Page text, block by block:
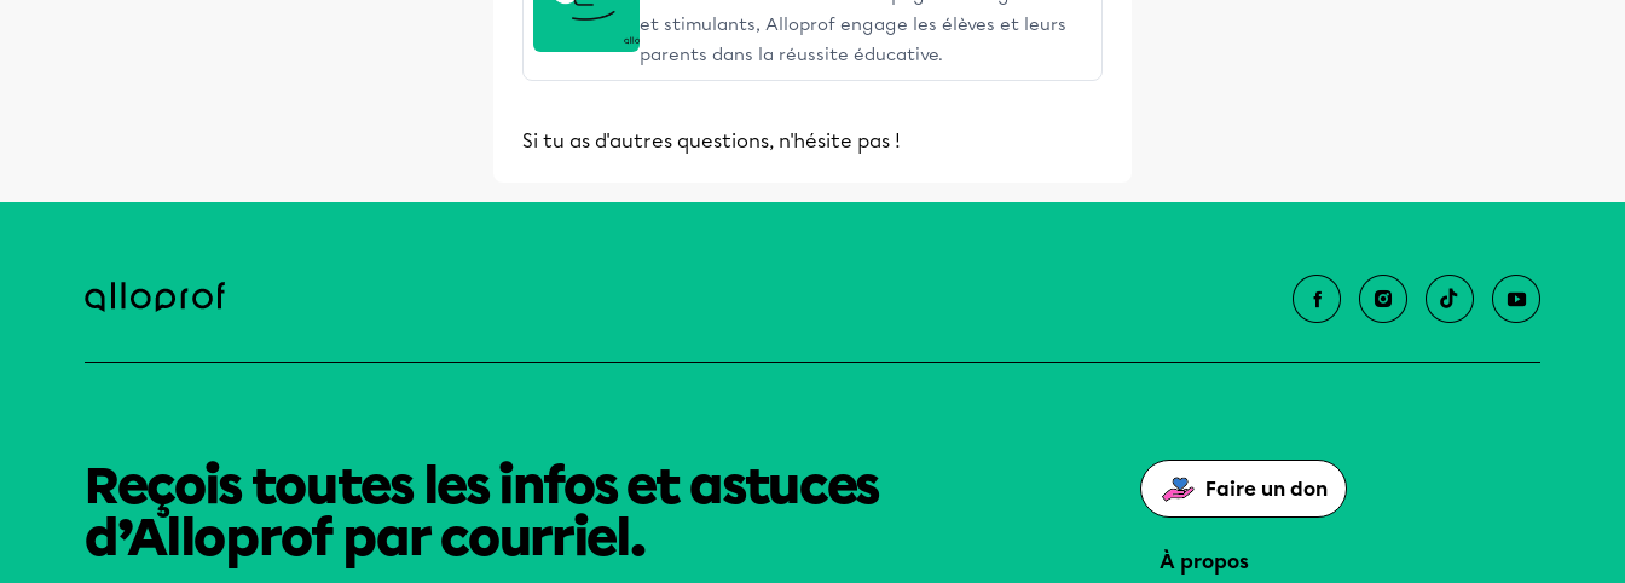
et stimulants, Alloprof engage les élèves et leurs
parents dans la réussite éducative.
Si tu as d'autres questions, n'hésite pas !
Reçois toutes les infos et astuces
d’Alloprof par courriel.
Faire un don
À propos